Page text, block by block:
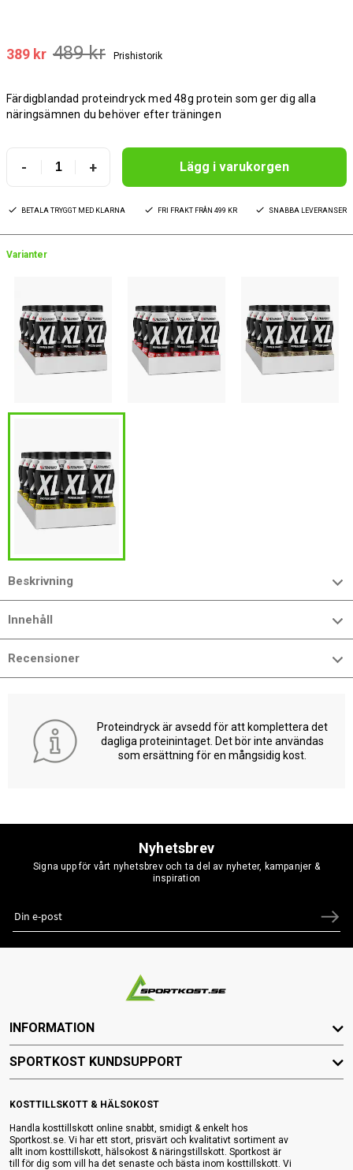
389 kr 489 kr Prishistorik
Färdigblandad proteindryck med 48g protein som ger dig alla
näringsämnen du behöver efter träningen
- + Lägg i varukorgen
BETALA TRYGGT MED KLARNA FRI FRAKT FRÅN 499 KR SNABBA LEVERANSER
Varianter
Beskrivning
Innehåll
Recensioner
Proteindryck är avsedd för att komplettera det
dagliga proteinintaget. Det bör inte användas
som ersättning för en mångsidig kost.
Nyhetsbrev
Signa upp för vårt nyhetsbrev och ta del av nyheter, kampanjer &
inspiration
KOSTTILLSKOTT & HÄLSOKOST
Handla kosttillskott online snabbt, smidigt & enkelt hos
Sportkost.se. Vi har ett stort, prisvärt och kvalitativt sortiment av
allt inom kosttillskott, hälsokost & näringstillskott. Sportkost är
till för dig som vill ha det senaste och bästa inom kosttillskott. Vi
INFORMATION
SPORTKOST KUNDSUPPORT